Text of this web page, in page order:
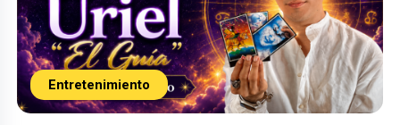
Entretenimiento